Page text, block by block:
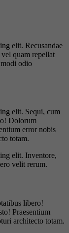
elit. Recusandae
quam repellat
modi odio
elit. Sequi, cum
Dolorum
error nobis
totam.
elit. Inventore,
velit rerum.
libero!
Praesentium
architecto totam.